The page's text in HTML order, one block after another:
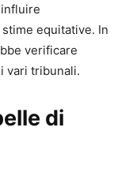
influire
equitative. In
verificare
vari tribunali.
di